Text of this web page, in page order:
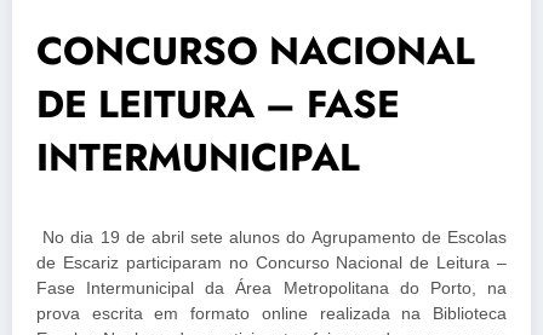
CONCURSO NACIONAL
DE LEITURA – FASE
INTERMUNICIPAL
No dia 19 de abril sete alunos do Agrupamento de Escolas
de Escariz participaram no Concurso Nacional de Leitura –
Fase Intermunicipal da Área Metropolitana do Porto, na
prova escrita em formato online realizada na Biblioteca